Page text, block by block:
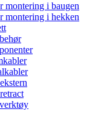
montering i baugen
montering i hekken